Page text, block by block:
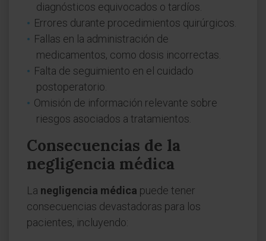
diagnósticos equivocados o tardíos.
Errores durante procedimientos quirúrgicos.
Fallas en la administración de
medicamentos, como dosis incorrectas.
Falta de seguimiento en el cuidado
postoperatorio.
Omisión de información relevante sobre
riesgos asociados a tratamientos.
Consecuencias de la
negligencia médica
La negligencia médica puede tener
consecuencias devastadoras para los
pacientes, incluyendo: